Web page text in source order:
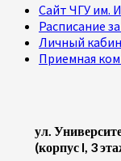
Сайт ЧГУ им.
Расписание
Личный
Приемная
ул.
(корпус I, 3